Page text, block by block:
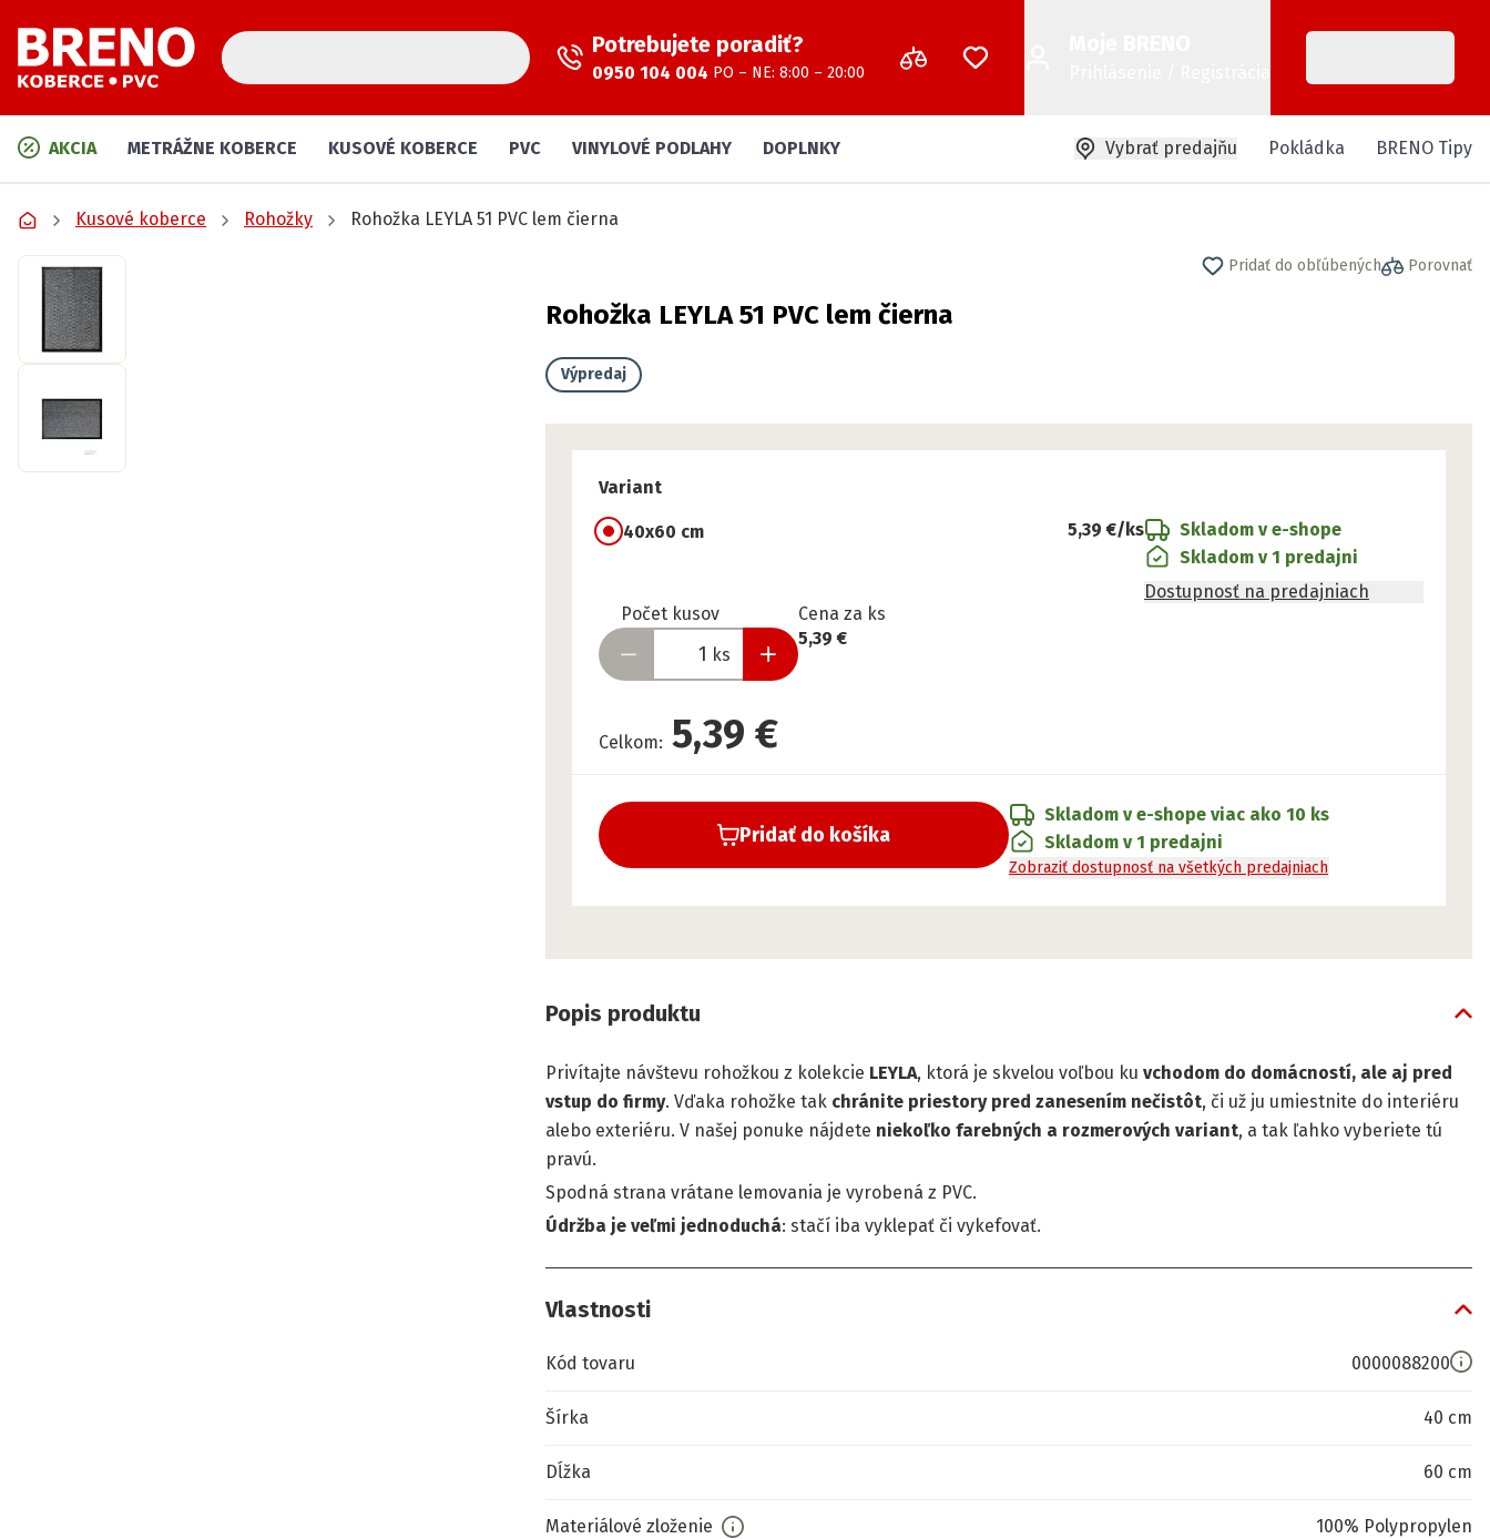
Potrebujete poradiť?
0950 104 004 PO – NE: 8:00 – 20:00
AKCIA METRÁŽNE KOBERCE KUSOVÉ KOBERCE PVC VINYLOVÉ PODLAHY DOPLNKY Vybrať predajňu Pokládka BRENO Tipy
Kusové koberce Rohožky Rohožka LEYLA 51 PVC lem čierna
Pridať do obľúbených Porovnať
Rohožka LEYLA 51 PVC lem čierna
Výpredaj
Variant
40x60 cm 5,39 €/ks
Skladom v e-shope
Skladom v 1 predajni
Dostupnosť na predajniach
Počet kusov
ks
Pripravené
Cena za ks
5,39 €
Celkom: 5,39 €
Pridať do košíka
Skladom v e-shope viac ako 10 ks
Skladom v 1 predajni
Zobraziť dostupnosť na všetkých predajniach
Popis produktu
Privítajte návštevu rohožkou z kolekcie LEYLA, ktorá je skvelou voľbou ku vchodom do domácností, ale aj pred
vstup do firmy. Vďaka rohožke tak chránite priestory pred zanesením nečistôt, či už ju umiestnite do interiéru
alebo exteriéru. V našej ponuke nájdete niekoľko farebných a rozmerových variant, a tak ľahko vyberiete tú
pravú.
Spodná strana vrátane lemovania je vyrobená z PVC.
Údržba je veľmi jednoduchá: stačí iba vyklepať či vykefovať.
Vlastnosti
Kód tovaru 0000088200
Šírka 40 cm
Dĺžka 60 cm
Materiálové zloženie 100% Polypropylen